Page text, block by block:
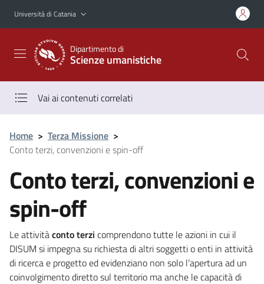
Vai al contenuto principale
Vai al menu di navigazione
Università di Catania
Dipartimento di
Scienze umanistiche
Vai ai contenuti correlati
Home > Terza Missione >
Conto terzi, convenzioni e spin-off
Conto terzi, convenzioni e
spin-off
Le attivitàconto terzi comprendono tutte le azioni in cui il
DISUM si impegna su richiesta di altri soggetti o enti in attività
di ricerca e progetto ed evidenziano non solo l’apertura ad un
coinvolgimento diretto sul territorio ma anche le capacità di